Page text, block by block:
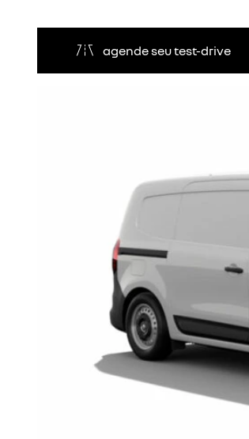
agende seu test-drive
Anterior